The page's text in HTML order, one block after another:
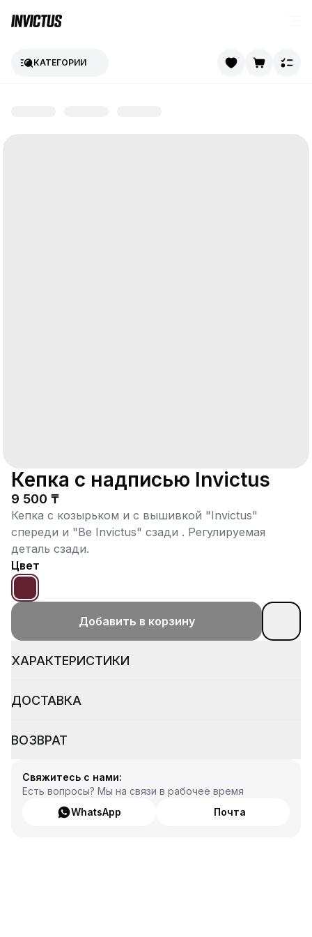
КАТЕГОРИИ
Кепка с надписью Invictus
9 500 ₸
Кепка с козырьком и c вышивкой "Invictus"
спереди и "Be Invictus" сзади . Регулируемая
деталь сзади.
Цвет
Добавить в корзину
ХАРАКТЕРИСТИКИ
ДОСТАВКА
ВОЗВРАТ
Свяжитесь с нами:
Есть вопросы? Мы на связи в рабочее время
WhatsApp
Почта